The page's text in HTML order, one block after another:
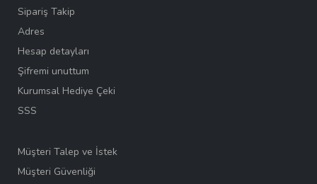
Sipariş Takip
Adres
Hesap detayları
Şifremi unuttum
Kurumsal Hediye Çeki
SSS
Müşteri Talep ve İstek
Müşteri Güvenliği